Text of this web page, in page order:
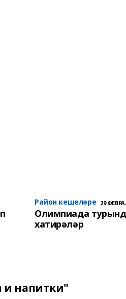
Район кешеләре 29
Олимпиада
хатирәләр
и напитки"